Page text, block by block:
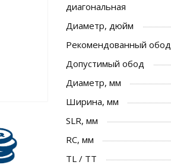
диагональная
Диаметр, дюйм
Рекомендованный обод
Допустимый обод
Диаметр, мм
Ширина, мм
SLR, мм
RC, мм
TL / TT